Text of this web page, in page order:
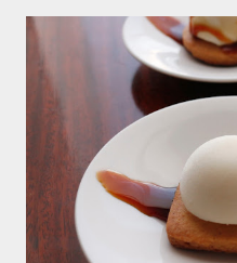
solo fino ad amalgamarli;
in frigo almeno 30 minuti.
i biscotti secondo il proprio
ho passati nello zucchero di
pezzetti di mandarino
un maggiore spessore.
cottura, poggiarli sulle
l'apposi...